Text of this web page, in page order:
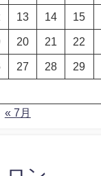
13 14 15
20 21 22
27 28 29
« 7月